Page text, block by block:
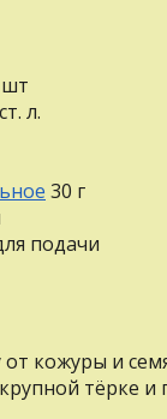
шт
ст. л.
30 г
подачи
кожуры и
тёрке и